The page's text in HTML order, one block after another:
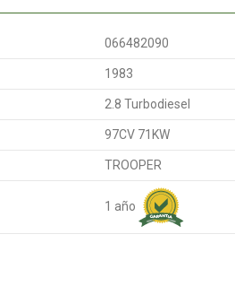
066482090
1983
2.8 Turbodiesel
97CV 71KW
TROOPER
1 año